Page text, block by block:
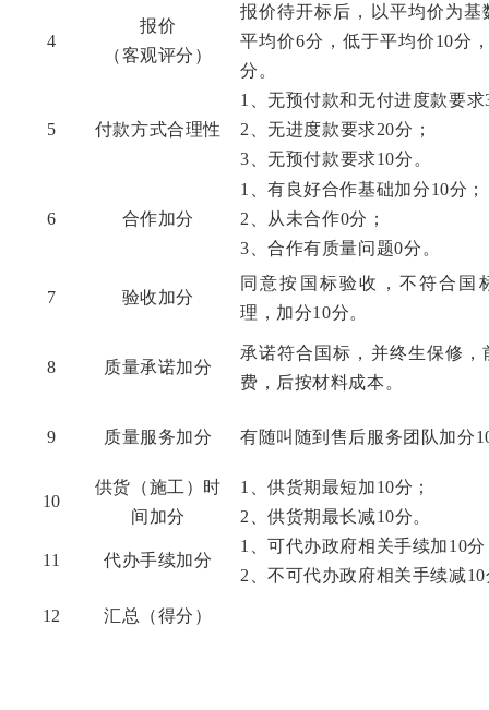
4
报价
（客观评分）
报价待开标后，以平均价为基
平均价6分，低于平均价10分
分。
5 付款方式合理性
1、无预付款和无付进度款要求
2、无进度款要求20分；
3、无预付款要求10分。
6 合作加分
1、有良好合作基础加分10分；
2、
从未合作0分；
3、合作有质量问题0分 。
7 验收加分
同意按国标验收
，不符合国
理， 加分10分。
8 质量承诺加分
承诺符合国标，并终生保修，
费，后按材料成本 。
9 质量服务加分 有随叫随到售后服务团队加分
10
供货（施工）时
间加分
1、供货期最短加10分；
2、供货期最长减10分。
1 1 代办手续加分
1、可代办政府相关手续加10分
2、不可代办政府相关手续减
1 2 汇总（得分）